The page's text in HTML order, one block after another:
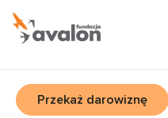
Przekaż darowiznę